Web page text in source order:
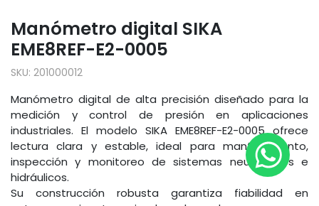
Manómetro digital SIKA
EME8REF-E2-0005
SKU: 201000012
Manómetro digital de alta precisión diseñado para la
medición y control de presión en aplicaciones
industriales. El modelo SIKA EME8REF-E2-0005 ofrece
lectura clara y estable, ideal para mantenimiento,
inspección y monitoreo de sistemas neumáticos e
hidráulicos.
Su construcción robusta garantiza fiabilidad en